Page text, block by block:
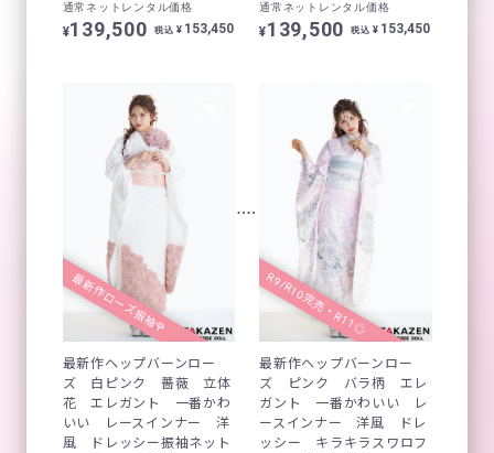
通常ネットレンタル価格
¥139,500 税込 ¥ 153,450
通常ネットレンタル価格
¥139,500 税込 ¥ 153,450
最新作ローズ振袖🌹
最新作ヘップバーンロー
ズ 白ピンク 薔薇 立体
花 エレガント 一番かわ
いい レースインナー 洋
風 ドレッシー振袖ネット
R9/R10完売・R11◎
最新作ヘップバーンロー
ズ ピンク バラ柄 エレ
ガント 一番かわいい レ
ースインナー 洋風 ドレ
ッシー キラキラスワロフ